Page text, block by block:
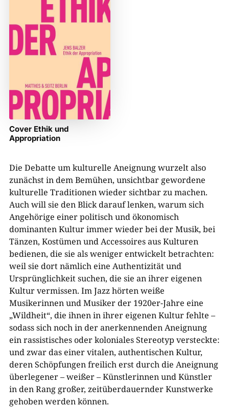
Cover Ethik und
Appropriation
Die Debatte um kulturelle Aneignung wurzelt also
zunächst in dem Bemühen, unsichtbar gewordene
kulturelle Traditionen wieder sichtbar zu machen.
Auch will sie den Blick darauf lenken, warum sich
Angehörige einer politisch und ökonomisch
dominanten Kultur immer wieder bei der Musik, bei
Tänzen, Kostümen und Accessoires aus Kulturen
bedienen, die sie als weniger entwickelt betrachten:
weil sie dort nämlich eine Authentizität und
Ursprünglichkeit suchen, die sie an ihrer eigenen
Kultur vermissen. Im Jazz hörten weiße
Musikerinnen und Musiker der 1920er-Jahre eine
„Wildheit“, die ihnen in ihrer eigenen Kultur fehlte –
sodass sich noch in der anerkennenden Aneignung
ein rassistisches oder koloniales Stereotyp versteckte:
und zwar das einer vitalen, authentischen Kultur,
deren Schöpfungen freilich erst durch die Aneignung
überlegener – weißer – Künstlerinnen und Künstler
in den Rang großer, zeitüberdauernder Kunstwerke
gehoben werden können.